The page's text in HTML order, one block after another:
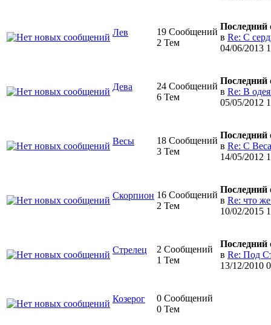
Лев
19 Сообщений
2 Тем
Последний
в Re: С
04/06/2013
Дева
24 Сообщений
6 Тем
Последний
в Re: В
05/05/2012
Весы
18 Сообщений
3 Тем
Последний
в Re: С
14/05/2012
Скорпион 16 Сообщений
2 Тем
Последний
в Re: что
10/02/2015
Стрелец
2 Сообщений
1 Тем
Последний
в Re: Под
13/12/2010
Козерог
0 Сообщений
0 Тем